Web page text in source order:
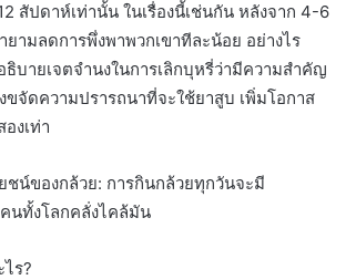
สัปดาห์เท่านั้น ในเรื่องนี้เช่นกัน หลังจาก 4-6
ามลดการพึ่งพาพวกเขาทีละน้อย อย่างไร
ธิบายเจตจำนงในการเลิกบุหรี่ว่ามีความสำคัญ
ขจัดความปรารถนาที่จะใช้ยาสูบ เพิ่มโอกาส
งเท่า
ชน์ของกล้วย: การกินกล้วยทุกวันจะมี
นทั้งโลกคลั่งไคล้มัน
ร?